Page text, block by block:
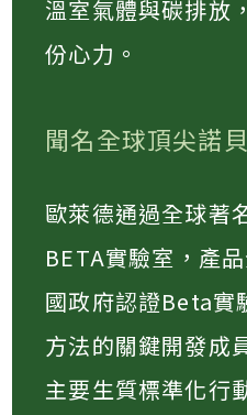
溫室氣體與碳排放
份心力。
聞名全球頂尖諾
歐萊德通過全球著
BETA實驗室，產
國政府認證Beta實
方法的關鍵開發成
主要生質標準化行